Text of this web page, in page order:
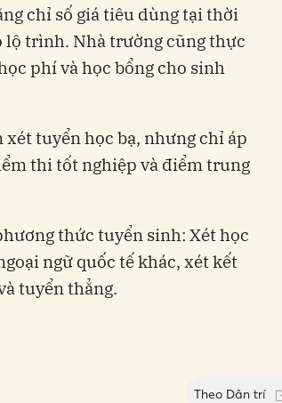
chỉ số giá tiêu dùng tại thời
trình. Nhà trường cũng thực
phí và học bổng cho sinh
xét tuyển học bạ, nhưng chỉ áp
thi tốt nghiệp và điểm trung
thức tuyển sinh: Xét học
ngữ quốc tế khác, xét kết
tuyển thẳng.
Theo Dân trí